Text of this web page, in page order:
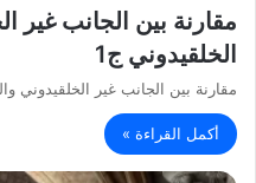
مقارنة بين الجانب غير
الخلقيدوني ج1
مقارنة بين الجانب غير الخلقيدوني
أكمل القراءة »